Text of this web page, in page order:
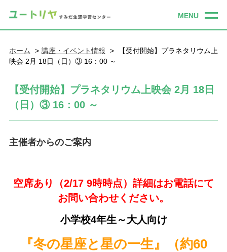
ホーム 講座・イベント情報
【受付開始】プラネタリウム上
映会 2月 18日（日）③ 16：00 ～
【受付開始】プラネタリウム上映会 2月 18日
（日）③ 16：00 ～
主催者からのご案内
空席あり（2/17 9時時点）詳細はお電話にて
お問い合わせください。
小学校4年生～大人向け
『冬の星座と星の一生』（約60